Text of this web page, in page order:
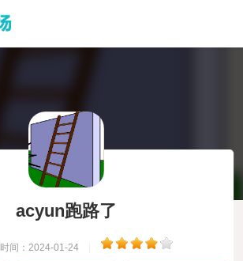
acyun跑路了
时间：2024-01-24